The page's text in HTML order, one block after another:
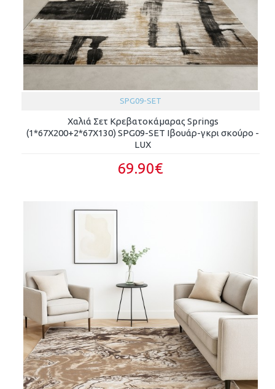
SPG09-SET
Χαλιά Σετ Κρεβατοκάμαρας Springs
(1*67X200+2*67X130) SPG09-SET Ιβουάρ-γκρι σκούρο -
LUX
69.90€